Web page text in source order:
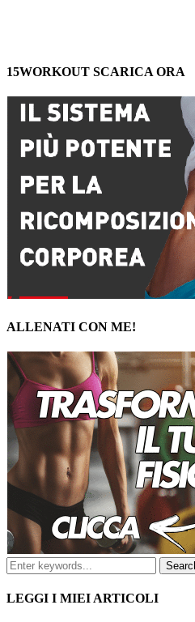
15WORKOUT SCARICA ORA
ALLENATI CON ME!
LEGGI I MIEI ARTICOLI